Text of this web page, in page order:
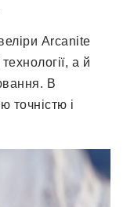
Arcanite
а й
В
точністю і